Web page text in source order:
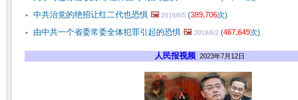
中共治党的绝招让红二代也恐惧 🖼️ 2018/8/5 (389,706次)
由中共一个省委常委全体犯罪引起的恐惧 🖼️ 2018/8/2 (467,649次)
人民报视频 2023年7月12日